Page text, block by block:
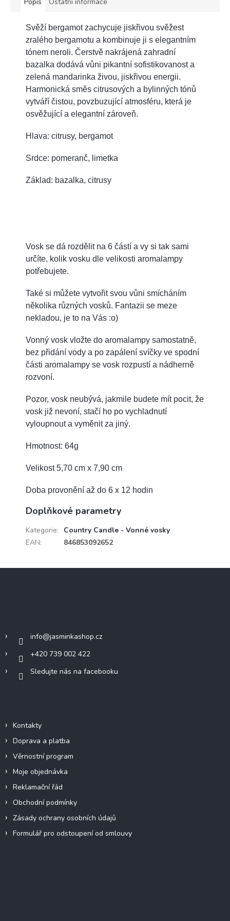
Svěží bergamot zachycuje jiskřivou svěžest
zralého bergamotu a kombinuje ji s elegantním
tónem neroli. Čerstvě nakrájená zahradní
bazalka dodává vůni pikantní sofistikovanost a
zelená mandarinka živou, jiskřivou energii.
Harmonická směs citrusových a bylinných tónů
vytváří čistou, povzbuzující atmosféru, která je
osvěžující a elegantní zároveň.
Hlava: citrusy, bergamot
Srdce: pomeranč, limetka
Základ: bazalka, citrusy
Vosk se dá rozdělit na 6 částí a vy si tak sami
určíte, kolik vosku dle velikosti aromalampy
potřebujete.
Také si můžete vytvořit svou vůni smícháním
několika různých vosků. Fantazii se meze
nekladou, je to na Vás :o)
Vonný vosk vložte do aromalampy samostatně,
bez přidání vody a po zapálení svíčky ve spodní
části aromalampy se vosk rozpustí a nádherně
rozvoní.
Pozor, vosk neubývá, jakmile budete mít pocit, že
vosk již nevoní, stačí ho po vychladnutí
vyloupnout a vyměnit za jiný.
Hmotnost: 64g
Velikost 5,70 cm x 7,90 cm
Doba provonění až do 6 x 12 hodin
Doplňkové parametry
Kategorie:
Country Candle - Vonné vosky
EAN: 846853092652
info@jasminkashop.cz
+420 739 002 422
Sledujte nás na facebooku
Kontakty
Doprava a platba
Věrnostní program
Moje objednávka
Reklamační řád
Obchodní podmínky
Zásady ochrany osobních údajů
Formulář pro odstoupení od smlouvy